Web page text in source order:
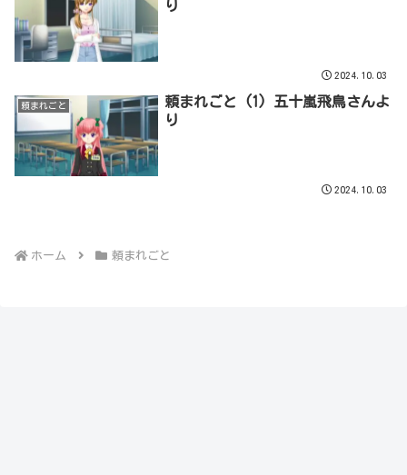
り
2024.10.03
頼まれごと
頼まれごと (1) 五十嵐飛鳥さんよ
り
2024.10.03
ホーム 頼まれごと